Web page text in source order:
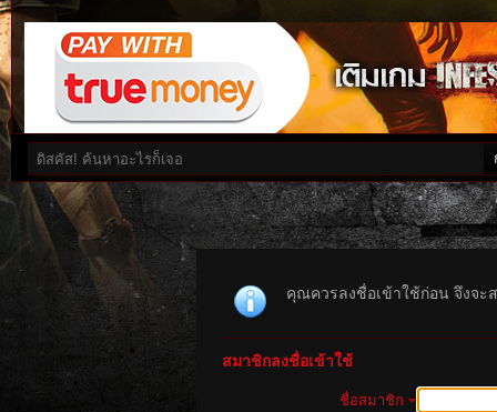
คุณควรลงชื่อเข้าใช้ก่อน จึงจะ
สมาชิกลงชื่อเข้าใช้
ชื่อสมาชิก